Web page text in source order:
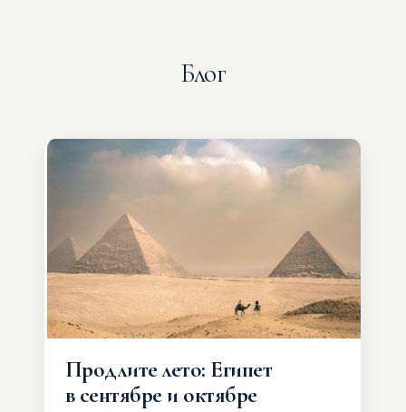
Блог
Продлите лето: Египет
в сентябре и октябре